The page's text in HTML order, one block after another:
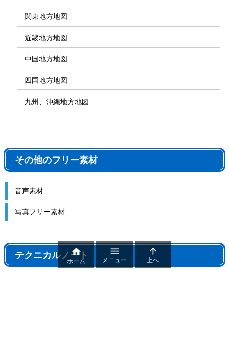
関東地方地図
近畿地方地図
中国地方地図
四国地方地図
九州、沖縄地方地図
その他のフリー素材
音声素材
写真フリー素材
テクニカルノート

ホーム

メニュー

上へ